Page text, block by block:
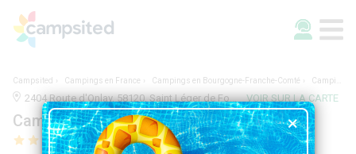
Campsited Campings en France Campings en Bourgogne-Franche-Comté Camping LA FOUGERAIE
2404 Route d'Onlay, 58120, Saint Léger de Fougeret, France | 2.0KM DE SAINT LÉGER DE FOUGERET VOIR SUR LA CARTE
Camping LA FOUGERAIE